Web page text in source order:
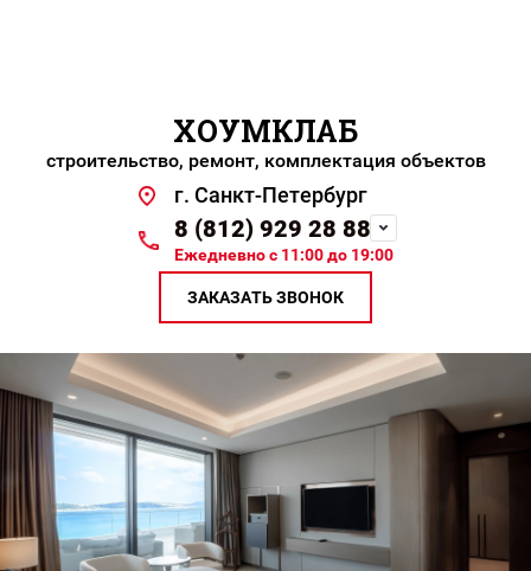
ХОУМКЛАБ
строительство, ремонт, комплектация объектов
г. Санкт-Петербург
8 (812) 929 28 88
Ежедневно с 11:00 до 19:00
ЗАКАЗАТЬ ЗВОНОК